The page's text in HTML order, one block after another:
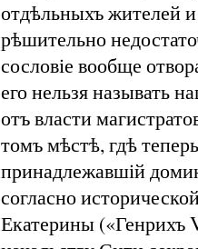
отдѣльныхъ жителей
рѣшительно
сословіе вообще
его нельзя называть
отъ власти
томъ мѣстѣ, гдѣ
принадлежавшій
согласно
Екатерины («Генрихъ